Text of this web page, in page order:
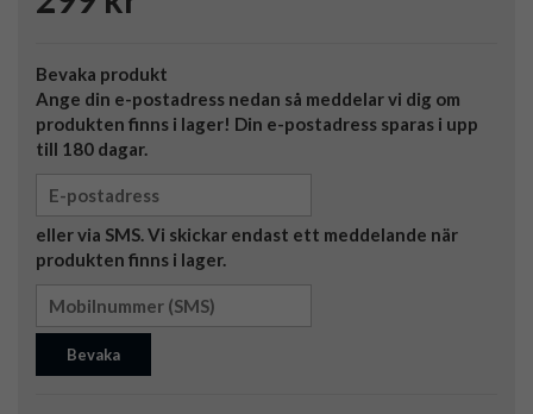
Bevaka produkt
Ange din e-postadress nedan så meddelar vi dig om
produkten finns i lager! Din e-postadress sparas i upp
till 180 dagar.
eller via SMS. Vi skickar endast ett meddelande när
produkten finns i lager.
Bevaka